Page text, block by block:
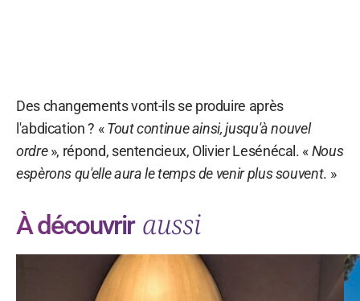
Des changements vont-ils se produire après
l'abdication ? «Tout continue ainsi, jusqu'à nouvel
ordre», répond, sentencieux, Olivier Lesénécal. «Nous
espèrons qu'elle aura le temps de venir plus souvent. »
À découvrir aussi